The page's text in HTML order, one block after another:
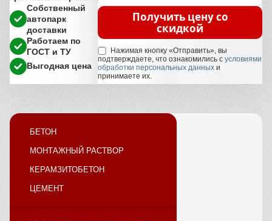
Собственный
автопарк
доставки
Работаем по
ГОСТ и ТУ
Выгодная цена
Получить цену со
скидкой
Нажимая кнопку «Отправить», вы
подтверждаете, что ознакомились сусловиями
обработки персональных данных и
принимаете их.
БЕТОН
МОНТАЖНЫЙ РАСТВОР
КЕРАМЗИТОБЕТОН
ЦЕМЕНТ